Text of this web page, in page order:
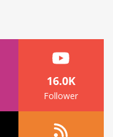
16.0K
Follower